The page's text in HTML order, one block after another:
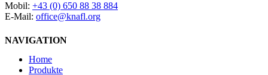
Mobil: +43 (0) 650 88 38 884
E-Mail: office@knafl.org
NAVIGATION
Home
Produkte